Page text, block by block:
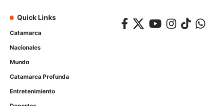
Quick Links
Catamarca
Nacionales
Mundo
Catamarca Profunda
Entretenimiento